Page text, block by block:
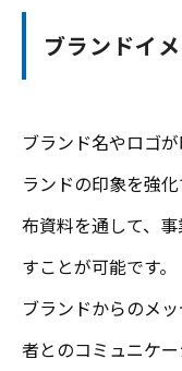
ブランドイ
ブランド名やロゴ
ランドの印象を強
布資料を通して、
すことが可能です。
ブランドからのメ
者とのコミュニケ